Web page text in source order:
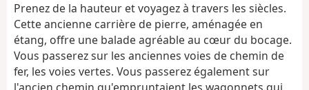
v
g
a
Prenez de la hauteur et voyagez à travers les siècles.
Cette ancienne carrière de pierre, aménagée en
étang, offre une balade agréable au cœur du bocage.
Vous passerez sur les anciennes voies de chemin de
fer, les voies vertes. Vous passerez également sur